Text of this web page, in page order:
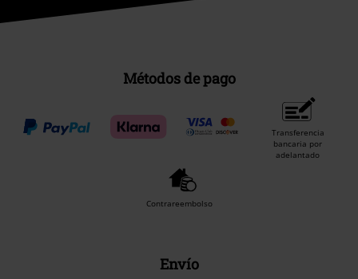
Métodos de pago
Transferencia
bancaria por
adelantado
Contrareembolso
Envío